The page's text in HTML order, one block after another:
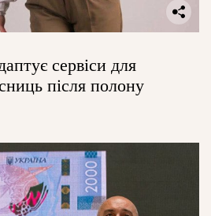
сервіси для
після полону